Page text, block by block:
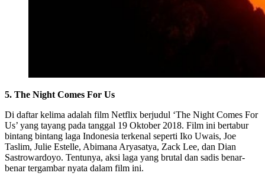
5. The Night Comes For Us
Di daftar kelima adalah film Netflix berjudul ‘The Night Comes For
Us’ yang tayang pada tanggal 19 Oktober 2018. Film ini bertabur
bintang bintang laga Indonesia terkenal seperti Iko Uwais, Joe
Taslim, Julie Estelle, Abimana Aryasatya, Zack Lee, dan Dian
Sastrowardoyo. Tentunya, aksi laga yang brutal dan sadis benar-
benar tergambar nyata dalam film ini.